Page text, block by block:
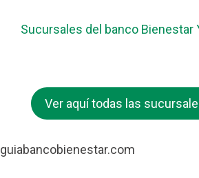
Sucursales del banco Bienestar
Ver aquí todas las
guiabancobienestar.com